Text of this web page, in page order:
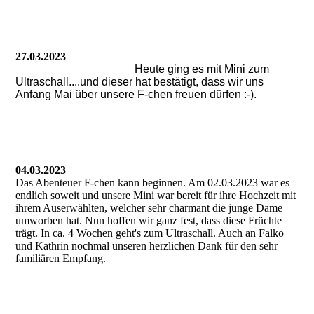
27.03.2023
Heute ging es mit Mini zum
Ultraschall....und dieser hat bestätigt, dass wir uns
Anfang Mai über unsere F-chen freuen dürfen :-).
04.03.2023
Das Abenteuer F-chen kann beginnen. Am 02.03.2023 war es
endlich soweit und unsere Mini war bereit für ihre Hochzeit mit
ihrem Auserwählten, welcher sehr charmant die junge Dame
umworben hat. Nun hoffen wir ganz fest, dass diese Früchte
trägt. In ca. 4 Wochen geht's zum Ultraschall. Auch an Falko
und Kathrin nochmal unseren herzlichen Dank für den sehr
familiären Empfang.